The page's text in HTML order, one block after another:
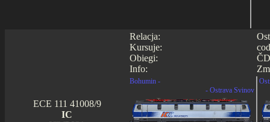
Relacja:
Kursuje:
Obiegi:
Info:
ECE 111 41008/9
IC
Bohumin -
- Ostrava Svinov